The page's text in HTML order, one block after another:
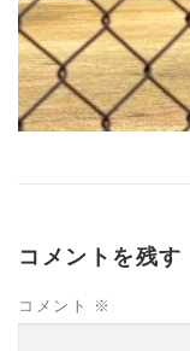
コメントを残す
コメント ※